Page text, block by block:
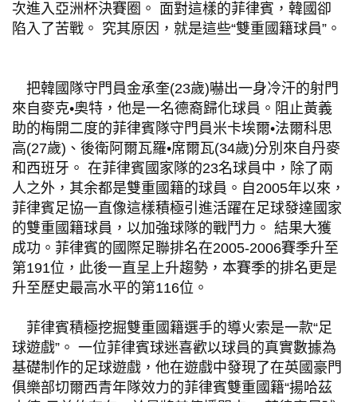
次進入亞洲杯決賽圈。 面對這樣的菲律賓，韓國卻
陷入了苦戰。 究其原因，就是這些“雙重國籍球員”。
把韓國隊守門員金承奎(23歲)嚇出一身冷汗的射門
來自麥克•奧特，他是一名德裔歸化球員。阻止黃義
助的梅開二度的菲律賓隊守門員米卡埃爾•法爾科思
高(27歲)、後衛阿爾瓦羅•席爾瓦(34歲)分別來自丹麥
和西班牙。 在菲律賓國家隊的23名球員中，除了兩
人之外，其余都是雙重國籍的球員。自2005年以來，
菲律賓足協一直像這樣積極引進活躍在足球發達國家
的雙重國籍球員，以加強球隊的戰鬥力。 結果大獲
成功。菲律賓的國際足聯排名在2005-2006賽季升至
第191位，此後一直呈上升趨勢，本賽季的排名更是
升至歷史最高水平的第116位。
菲律賓積極挖掘雙重國籍選手的導火索是一款“足
球遊戲”。 一位菲律賓球迷喜歡以球員的真實數據為
基礎制作的足球遊戲，他在遊戲中發現了在英國豪門
俱樂部切爾西青年隊效力的菲律賓雙重國籍“揚哈茲